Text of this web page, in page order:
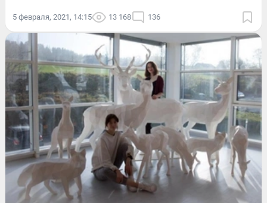
5 февраля, 2021, 14:15 13 168 136